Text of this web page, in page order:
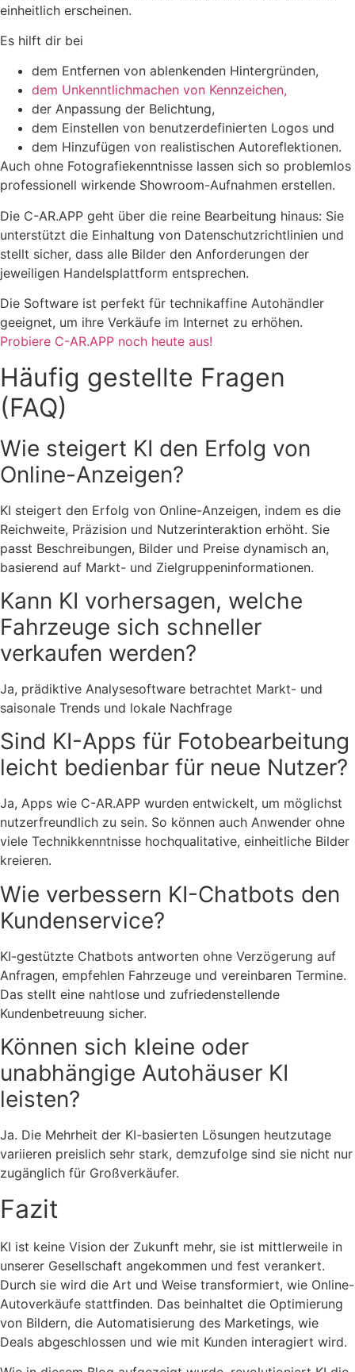
einheitlich erscheinen.
Es hilft dir bei
dem Entfernen von ablenkenden Hintergründen,
dem Unkenntlichmachen von Kennzeichen,
der Anpassung der Belichtung,
dem Einstellen von benutzerdefinierten Logos und
dem Hinzufügen von realistischen Autoreflektionen.
Auch ohne Fotografiekenntnisse lassen sich so problemlos
professionell wirkende Showroom-Aufnahmen erstellen.
Die C-AR.APP geht über die reine Bearbeitung hinaus: Sie
unterstützt die Einhaltung von Datenschutzrichtlinien und
stellt sicher, dass alle Bilder den Anforderungen der
jeweiligen Handelsplattform entsprechen.
Die Software ist perfekt für technikaffine Autohändler
geeignet, um ihre Verkäufe im Internet zu erhöhen.
Probiere C-AR.APP noch heute aus!
Häufig gestellte Fragen
(FAQ)
Wie steigert KI den Erfolg von
Online-Anzeigen?
KI steigert den Erfolg von Online-Anzeigen, indem es die
Reichweite, Präzision und Nutzerinteraktion erhöht. Sie
passt Beschreibungen, Bilder und Preise dynamisch an,
basierend auf Markt- und Zielgruppeninformationen.
Kann KI vorhersagen, welche
Fahrzeuge sich schneller
verkaufen werden?
Ja, prädiktive Analysesoftware betrachtet Markt- und
saisonale Trends und lokale Nachfrage
Sind KI-Apps für Fotobearbeitung
leicht bedienbar für neue Nutzer?
Ja, Apps wie C-AR.APP wurden entwickelt, um möglichst
nutzerfreundlich zu sein. So können auch Anwender ohne
viele Technikkenntnisse hochqualitative, einheitliche Bilder
kreieren.
Wie verbessern KI-Chatbots den
Kundenservice?
KI-gestützte Chatbots antworten ohne Verzögerung auf
Anfragen, empfehlen Fahrzeuge und vereinbaren Termine.
Das stellt eine nahtlose und zufriedenstellende
Kundenbetreuung sicher.
Können sich kleine oder
unabhängige Autohäuser KI
leisten?
Ja. Die Mehrheit der KI-basierten Lösungen heutzutage
variieren preislich sehr stark, demzufolge sind sie nicht nur
zugänglich für Großverkäufer.
Fazit
KI ist keine Vision der Zukunft mehr, sie ist mittlerweile in
unserer Gesellschaft angekommen und fest verankert.
Durch sie wird die Art und Weise transformiert, wie Online-
Autoverkäufe stattfinden. Das beinhaltet die Optimierung
von Bildern, die Automatisierung des Marketings, wie
Deals abgeschlossen und wie mit Kunden interagiert wird.